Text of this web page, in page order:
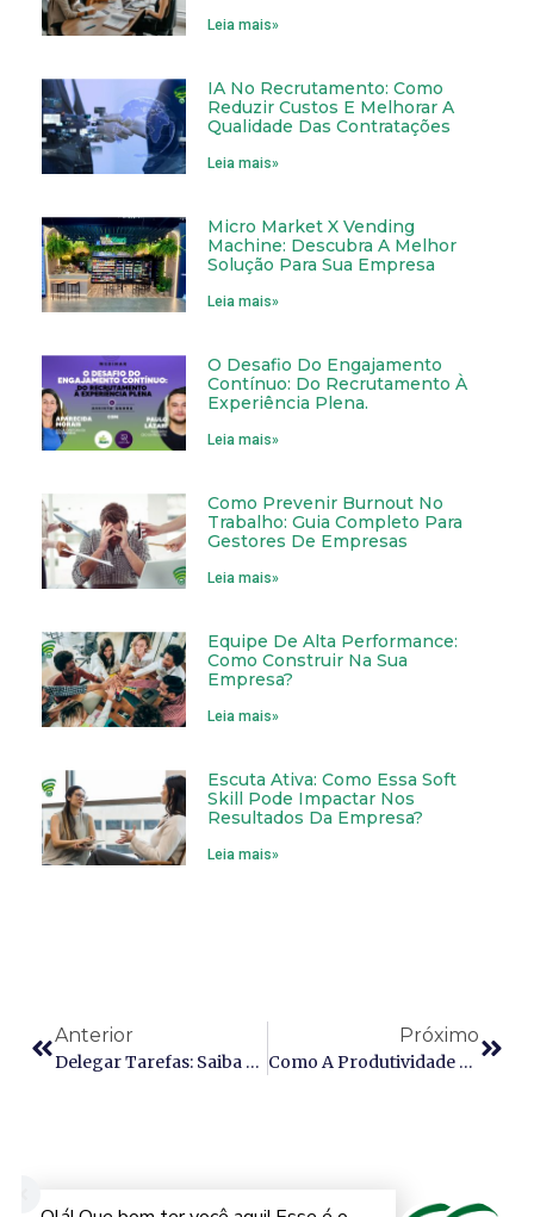
Leia mais»
IA No Recrutamento: Como
Reduzir Custos E Melhorar A
Qualidade Das Contratações
Leia mais»
Micro Market X Vending
Machine: Descubra A Melhor
Solução Para Sua Empresa
Leia mais»
O Desafio Do Engajamento
Contínuo: Do Recrutamento À
Experiência Plena.
Leia mais»
Como Prevenir Burnout No
Trabalho: Guia Completo Para
Gestores De Empresas
Leia mais»
Equipe De Alta Performance:
Como Construir Na Sua
Empresa?
Leia mais»
Escuta Ativa: Como Essa Soft
Skill Pode Impactar Nos
Resultados Da Empresa?
Leia mais»
Anterior
Delegar Tarefas: Saiba Como Fazer Funcionar Na Gestão Moderna Do Seu Time
Próximo
Como A Produtividade No Trabalho Pode Ser Influenciada Com O Uso Da Inteligência Artificial (AI)?